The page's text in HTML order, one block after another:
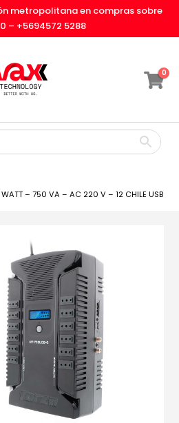
metropolitana en compras sobre
– +5694572 5288
0
– 750 VA – AC 220 V – 12 CHILE USB